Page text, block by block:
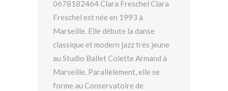
0678182464 Clara Freschel Clara
Freschel est née en 1993 à
Marseille. Elle débute la danse
classique et modern jazz très jeune
au Studio Ballet Colette Armand à
Marseille. Parallèlement, elle se
forme au Conservatoire de